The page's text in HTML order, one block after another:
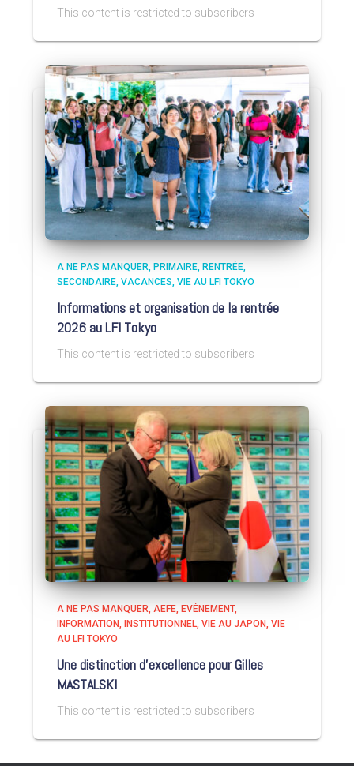
This content is restricted to subscribers
A NE PAS MANQUER PRIMAIRE RENTRÉE
SECONDAIRE VACANCES VIE AU LFI TOKYO
Informations et organisation de la rentrée
2026 au LFI Tokyo
This content is restricted to subscribers
A NE PAS MANQUER AEFE EVÉNEMENT
INFORMATION
INSTITUTIONNEL VIE AU JAPON VIE
AU LFI TOKYO
Une distinction d’excellence pour Gilles
MASTALSKI
This content is restricted to subscribers